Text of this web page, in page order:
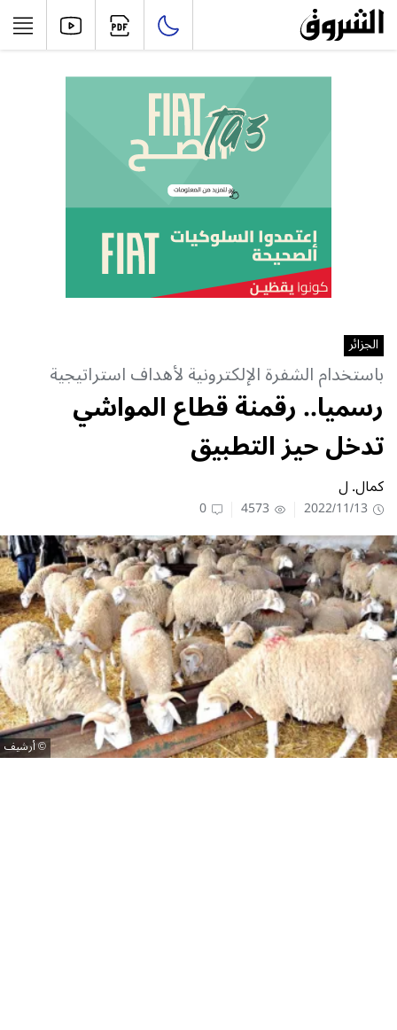
الجزائر
باستخدام الشفرة الإلكترونية لأهداف استراتيجية
رسميا.. رقمنة قطاع المواشي
تدخل حيز التطبيق
كمال. ل
2022/11/13
4573
0
أرشيف